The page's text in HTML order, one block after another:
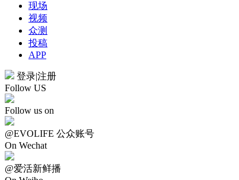
现场
视频
众测
投稿
APP
登录|注册
Follow US
Follow us on
@EVOLIFE 公众账号
On Wechat
@爱活新鲜播